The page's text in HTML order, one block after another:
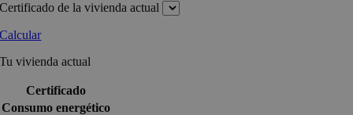
Certificado de la vivienda actual
Calcular
Tu vivienda actual
Certificado
Consumo energético